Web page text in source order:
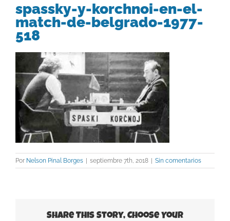
spassky-y-korchnoi-en-el-
match-de-belgrado-1977-
518
Por Nelson Pinal Borges | septiembre 7th, 2018 | Sin comentarios
Share This Story, Choose Your